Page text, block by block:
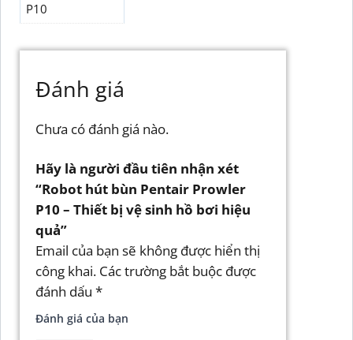
P10
Đánh giá
Chưa có đánh giá nào.
Hãy là người đầu tiên nhận xét
“Robot hút bùn Pentair Prowler
P10 – Thiết bị vệ sinh hồ bơi hiệu
quả”
Email của bạn sẽ không được hiển thị
công khai. Các trường bắt buộc được
đánh dấu *
Đánh giá của bạn